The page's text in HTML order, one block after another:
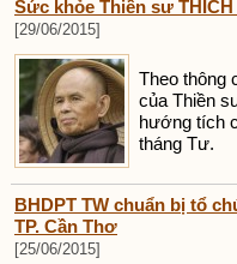
Sức khỏe Thiền sư
[29/06/2015]
Theo thông
của Thiền
hướng tích
tháng Tư.
BHDPT TW chuẩn bị tổ
TP. Cần Thơ
[25/06/2015]